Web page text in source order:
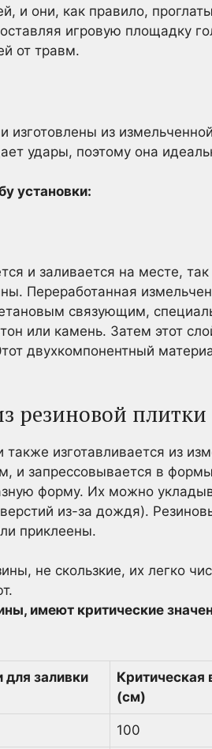
и они, как правило,
игровую площадку
от травм.
из
удары, поэтому она
установки:
и заливается на месте,
Переработанная
связующим,
или камень. Затем этот
двухкомпонентный
резиновой плитки
изготавливается из
и запрессовывается в
форму. Их можно
из-за дождя).
приклеены.
не скользкие, их легко
имеют критические
для заливки
Критическая
(см)
100